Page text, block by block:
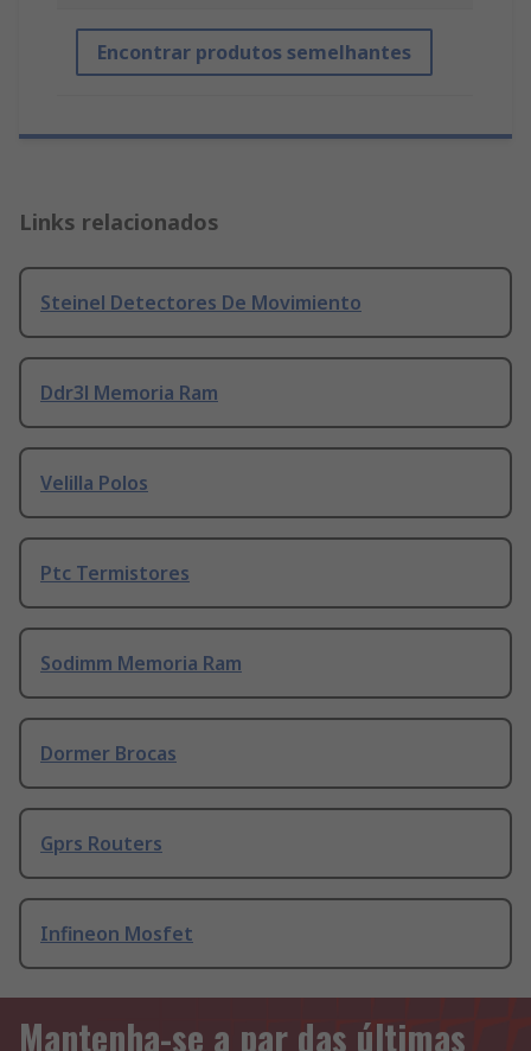
Encontrar produtos semelhantes
Links relacionados
Steinel Detectores De Movimiento
Ddr3l Memoria Ram
Velilla Polos
Ptc Termistores
Sodimm Memoria Ram
Dormer Brocas
Gprs Routers
Infineon Mosfet
Mantenha-se a par das últimas